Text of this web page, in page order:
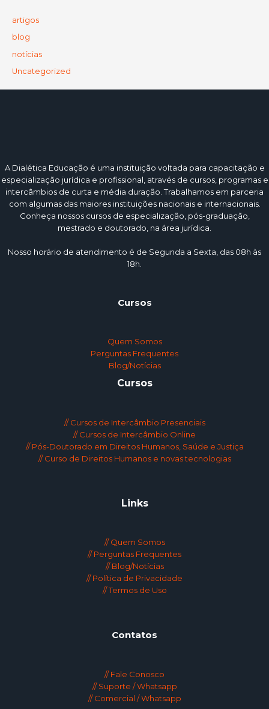
artigos
blog
notícias
Uncategorized
A Dialética Educação é uma instituição voltada para capacitação e
especialização jurídica e profissional, através de cursos, programas e
intercâmbios de curta e média duração. Trabalhamos em parceria
com algumas das maiores instituições nacionais e internacionais.
Conheça nossos cursos de especialização, pós-graduação,
mestrado e doutorado, na área jurídica.
Nosso horário de atendimento é de Segunda a Sexta, das 08h às
18h.
Cursos
Quem Somos
Perguntas Frequentes
Blog/Notícias
Cursos
// Cursos de Intercâmbio Presenciais
// Cursos de Intercâmbio Online
// Pós-Doutorado em Direitos Humanos, Saúde e Justiça
// Curso de Direitos Humanos e novas tecnologias
Links
// Quem Somos
// Perguntas Frequentes
// Blog/Notícias
// Política de Privacidade
// Termos de Uso
Contatos
// Fale Conosco
// Suporte / Whatsapp
// Comercial / Whatsapp